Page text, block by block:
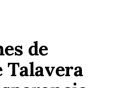
de
Talavera